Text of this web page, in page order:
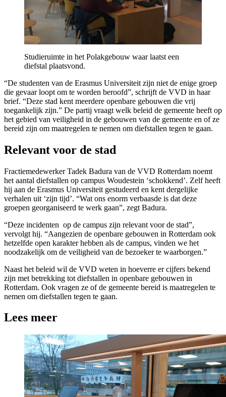
Studieruimte in het Polakgebouw waar laatst een
diefstal plaatsvond.
“De studenten van de Erasmus Universiteit zijn niet de enige groep
die gevaar loopt om te worden beroofd”, schrijft de VVD in haar
brief. “Deze stad kent meerdere openbare gebouwen die vrij
toegankelijk zijn.” De partij vraagt welk beleid de gemeente heeft op
het gebied van veiligheid in de gebouwen van de gemeente en of ze
bereid zijn om maatregelen te nemen om diefstallen tegen te gaan.
Relevant voor de stad
Fractiemedewerker Tadek Badura van de VVD Rotterdam noemt
het aantal diefstallen op campus Woudestein ‘schokkend’. Zelf heeft
hij aan de Erasmus Universiteit gestudeerd en kent dergelijke
verhalen uit ‘zijn tijd’. “Wat ons enorm verbaasde is dat deze
groepen georganiseerd te werk gaan”, zegt Badura.
“Deze incidenten op de campus zijn relevant voor de stad”,
vervolgt hij. “Aangezien de openbare gebouwen in Rotterdam ook
hetzelfde open karakter hebben als de campus, vinden we het
noodzakelijk om de veiligheid van de bezoeker te waarborgen.”
Naast het beleid wil de VVD weten in hoeverre er cijfers bekend
zijn met betrekking tot diefstallen in openbare gebouwen in
Rotterdam. Ook vragen ze of de gemeente bereid is maatregelen te
nemen om diefstallen tegen te gaan.
Lees meer